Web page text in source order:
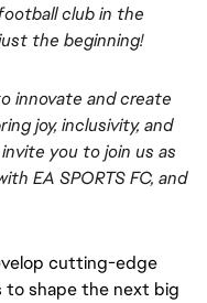
club in the
the beginning!
innovate and create
joy, inclusivity, and
you to join us as
EA SPORTS FC, and
cutting-edge
to shape the next big